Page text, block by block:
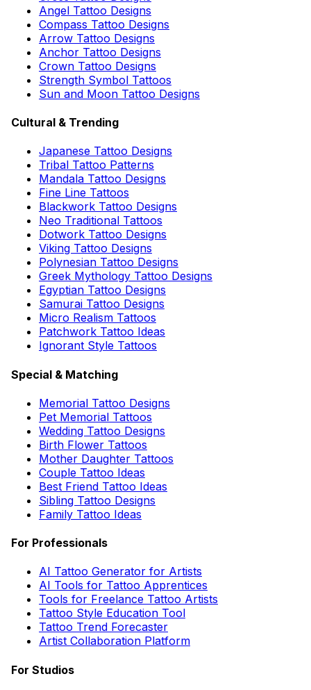
Angel Tattoo Designs
Compass Tattoo Designs
Arrow Tattoo Designs
Anchor Tattoo Designs
Crown Tattoo Designs
Strength Symbol Tattoos
Sun and Moon Tattoo Designs
Cultural & Trending
Japanese Tattoo Designs
Tribal Tattoo Patterns
Mandala Tattoo Designs
Fine Line Tattoos
Blackwork Tattoo Designs
Neo Traditional Tattoos
Dotwork Tattoo Designs
Viking Tattoo Designs
Polynesian Tattoo Designs
Greek Mythology Tattoo Designs
Egyptian Tattoo Designs
Samurai Tattoo Designs
Micro Realism Tattoos
Patchwork Tattoo Ideas
Ignorant Style Tattoos
Special & Matching
Memorial Tattoo Designs
Pet Memorial Tattoos
Wedding Tattoo Designs
Birth Flower Tattoos
Mother Daughter Tattoos
Couple Tattoo Ideas
Best Friend Tattoo Ideas
Sibling Tattoo Designs
Family Tattoo Ideas
For Professionals
AI Tattoo Generator for Artists
AI Tools for Tattoo Apprentices
Tools for Freelance Tattoo Artists
Tattoo Style Education Tool
Tattoo Trend Forecaster
Artist Collaboration Platform
For Studios